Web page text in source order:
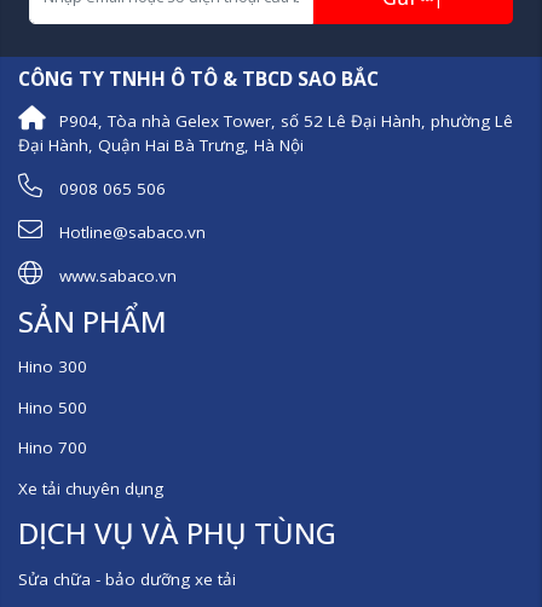
CÔNG TY TNHH Ô TÔ & TBCD SAO BẮC
P904, Tòa nhà Gelex Tower, số 52 Lê Đại Hành, phường Lê
Đại Hành, Quận Hai Bà Trưng, Hà Nội
0908 065 506
Hotline@sabaco.vn
www.sabaco.vn
SẢN PHẨM
Hino 300
Hino 500
Hino 700
Xe tải chuyên dụng
DỊCH VỤ VÀ PHỤ TÙNG
Sửa chữa - bảo dưỡng xe tải